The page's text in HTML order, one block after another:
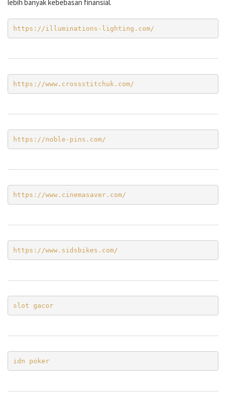
lebih banyak kebebasan finansial.
https://illuminations-lighting.com/
https://www.crossstitchuk.com/
https://noble-pins.com/
https://www.cinemasaver.com/
https://www.sidsbikes.com/
slot gacor
idn poker